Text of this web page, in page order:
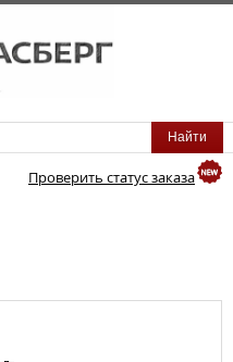
Проверить статус заказа